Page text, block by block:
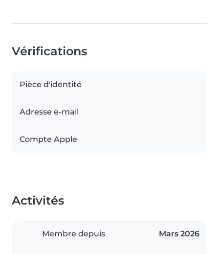
Vérifications
Pièce d'identité
Adresse e-mail
Compte Apple
Activités
Membre depuis Mars 2026